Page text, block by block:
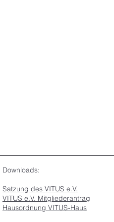
Downloads:
Satzung des VITUS e.V.
VITUS e.V. Mitgliederantrag
Hausordnung VITUS-Haus